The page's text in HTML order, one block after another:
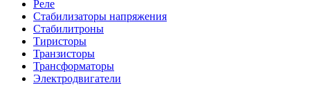
Реле
Стабилизаторы напряжения
Стабилитроны
Тиристоры
Транзисторы
Трансформаторы
Электродвигатели